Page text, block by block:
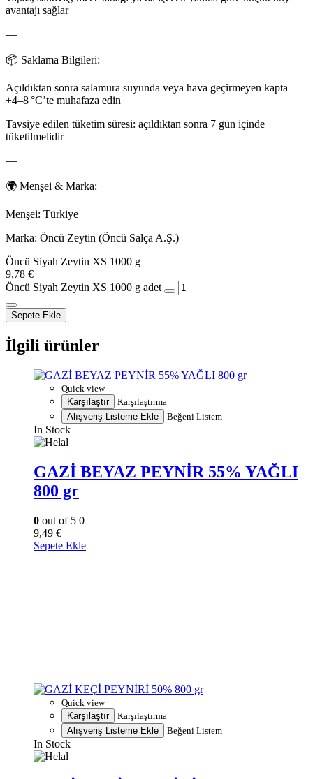
avantajı sağlar
—
📦 Saklama Bilgileri:
Açıldıktan sonra salamura suyunda veya hava geçirmeyen kapta
+4–8 °C’te muhafaza edin
Tavsiye edilen tüketim süresi: açıldıktan sonra 7 gün içinde
tüketilmelidir
—
🌍 Menşei & Marka:
Menşei: Türkiye
Marka: Öncü Zeytin (Öncü Salça A.Ş.)
Öncü Siyah Zeytin XS 1000 g
9,78 €
Öncü Siyah Zeytin XS 1000 g adet
Sepete Ekle
İlgili ürünler
Quick view
Karşılaştır
Karşılaştırma
Alışveriş Listeme Ekle
Beğeni Listem
In Stock
GAZİ BEYAZ PEYNİR 55% YAĞLI
800 gr
0 out of 5 0
9,49 €
Sepete Ekle
Quick view
Karşılaştır
Karşılaştırma
Alışveriş Listeme Ekle
Beğeni Listem
In Stock